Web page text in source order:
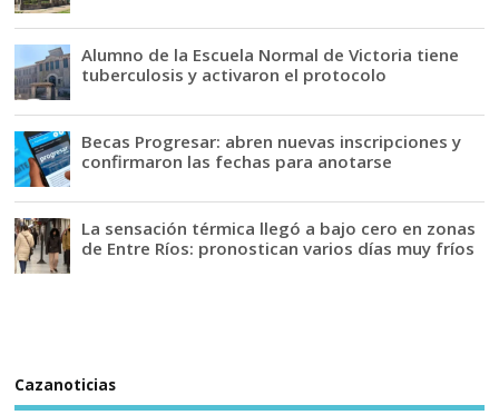
Alumno de la Escuela Normal de Victoria tiene
tuberculosis y activaron el protocolo
Becas Progresar: abren nuevas inscripciones y
confirmaron las fechas para anotarse
La sensación térmica llegó a bajo cero en zonas
de Entre Ríos: pronostican varios días muy fríos
Cazanoticias